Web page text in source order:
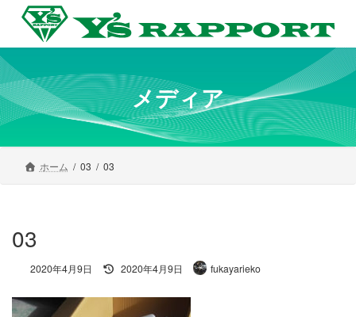
ン
ツ
へ
ス
キ
プ
ー
シ
ョ
ン
に
動
メディア
ホーム 03 03
03
2020年4月9日
最
新
2020年4月9日 fukayarieko